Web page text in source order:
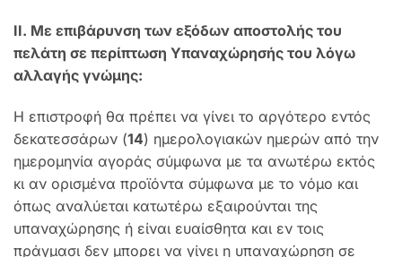
ΙΙ. Με επιβάρυνση των εξόδων αποστολής του
πελάτη σε περίπτωση Υπαναχώρησής του λόγω
αλλαγής γνώμης:
Η επιστροφή θα πρέπει να γίνει το αργότερο εντός
δεκατεσσάρων (14) ημερολογιακών ημερών από την
ημερομηνία αγοράς σύμφωνα με τα ανωτέρω εκτός
κι αν ορισμένα προϊόντα σύμφωνα με το νόμο και
όπως αναλύεται κατωτέρω εξαιρούνται της
υπαναχώρησης ή είναι ευαίσθητα και εν τοις
πράγμασι δεν μπορει να γίνει η υπαναχώρηση σε